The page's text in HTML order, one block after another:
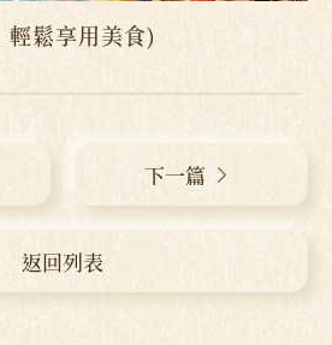
鬆享用美食)
返回列表
下一篇